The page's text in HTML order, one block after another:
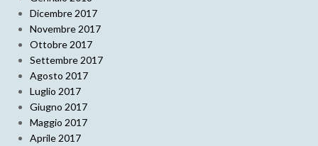
Dicembre 2017
Novembre 2017
Ottobre 2017
Settembre 2017
Agosto 2017
Luglio 2017
Giugno 2017
Maggio 2017
Aprile 2017